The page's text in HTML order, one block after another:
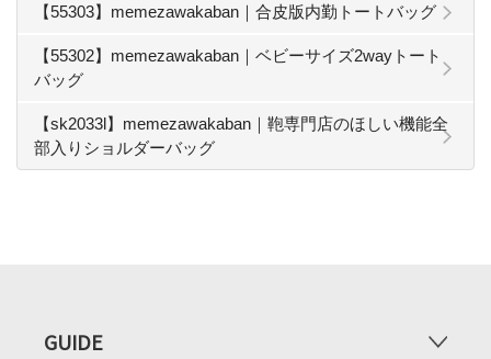
【55303】memezawakaban｜合皮版内勤トートバッグ
【55302】memezawakaban｜ベビーサイズ2wayトート
バッグ
【sk2033l】memezawakaban｜鞄専門店のほしい機能全
部入りショルダーバッグ
GUIDE